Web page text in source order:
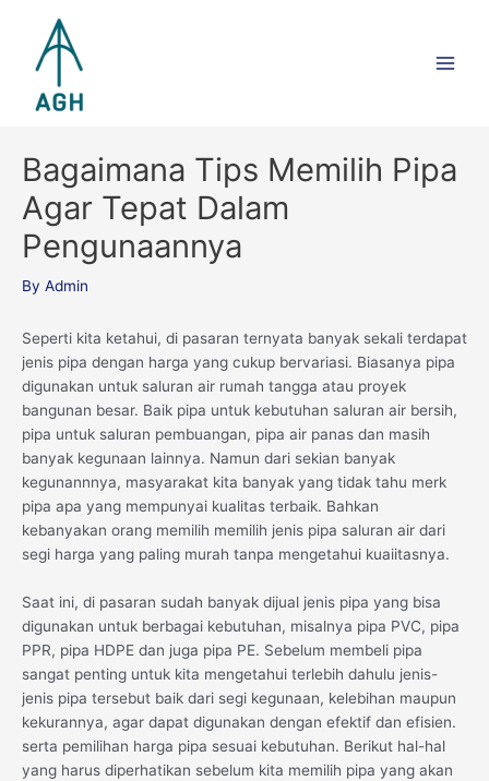
content
Bagaimana Tips Memilih Pipa
Agar Tepat Dalam
Pengunaannya
By Admin
Seperti kita ketahui, di pasaran ternyata banyak sekali terdapat
jenis pipa dengan harga yang cukup bervariasi. Biasanya pipa
digunakan untuk saluran air rumah tangga atau proyek
bangunan besar. Baik pipa untuk kebutuhan saluran air bersih,
pipa untuk saluran pembuangan, pipa air panas dan masih
banyak kegunaan lainnya. Namun dari sekian banyak
kegunannnya, masyarakat kita banyak yang tidak tahu merk
pipa apa yang mempunyai kualitas terbaik. Bahkan
kebanyakan orang memilih memilih jenis pipa saluran air dari
segi harga yang paling murah tanpa mengetahui kuaiitasnya.
Saat ini, di pasaran sudah banyak dijual jenis pipa yang bisa
digunakan untuk berbagai kebutuhan, misalnya pipa PVC, pipa
PPR, pipa HDPE dan juga pipa PE. Sebelum membeli pipa
sangat penting untuk kita mengetahui terlebih dahulu jenis-
jenis pipa tersebut baik dari segi kegunaan, kelebihan maupun
kekurannya, agar dapat digunakan dengan efektif dan efisien.
serta pemilihan harga pipa sesuai kebutuhan. Berikut hal-hal
yang harus diperhatikan sebelum kita memilih pipa yang akan